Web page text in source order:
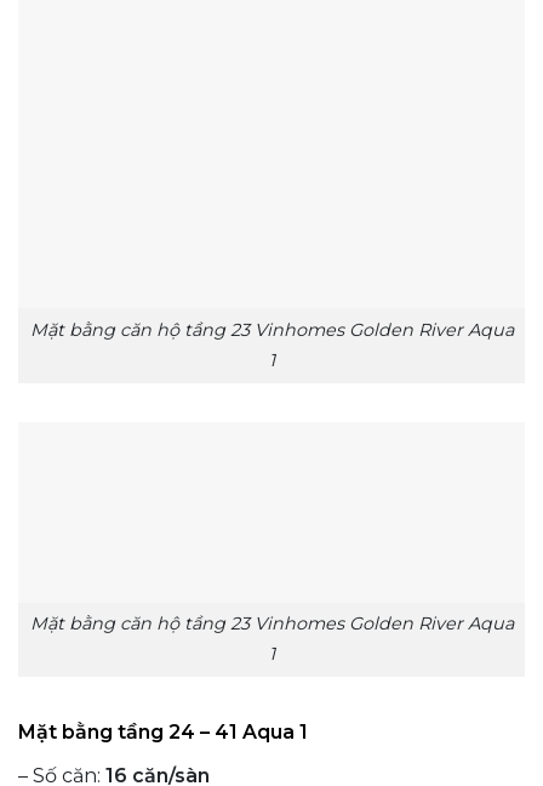
Mặt bằng căn hộ tầng 23 Vinhomes Golden River Aqua
1
Mặt bằng căn hộ tầng 23 Vinhomes Golden River Aqua
1
Mặt bằng tầng 24 – 41 Aqua 1
– Số căn: 16 căn/sàn